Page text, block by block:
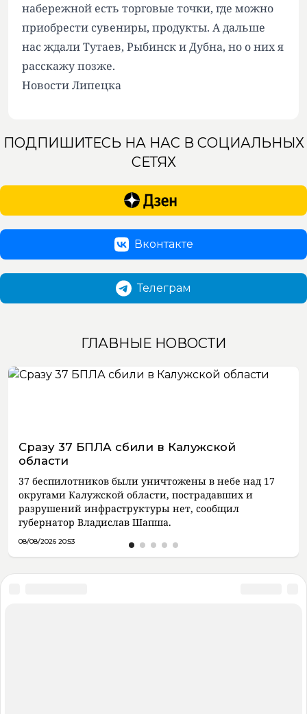
набережной есть торговые точки, где можно
приобрести сувениры, продукты. А дальше
нас ждали Тутаев, Рыбинск и Дубна, но о них я
расскажу позже.
Новости Липецка
ПОДПИШИТЕСЬ НА НАС В СОЦИАЛЬНЫХ
СЕТЯХ
Вконтакте
Телеграм
ГЛАВНЫЕ НОВОСТИ
Сразу 37 БПЛА сбили в Калужской
области
37 беспилотников были уничтожены в небе над 17
округами Калужской области, пострадавших и
разрушений инфраструктуры нет, сообщил
губернатор Владислав Шапша.
08/08/2026 20:53